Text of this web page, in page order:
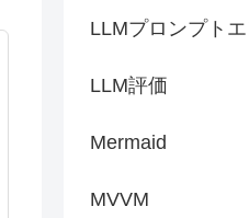
LLMプロンプト
LLM評価
Mermaid
MVVM